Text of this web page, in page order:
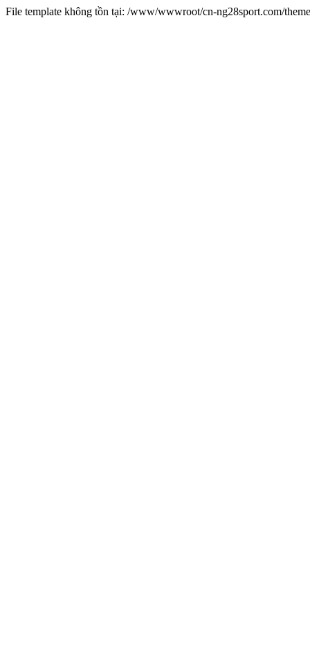
File template không tồn tại: /www/wwwroot/cn-ng28sport.com/